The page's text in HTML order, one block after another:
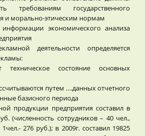
требованиям государственного
и морально-этическим нормам
экономического анализа
деятельности определяется
техническое состояние основных
путем ….данных отчетного
базисного периода
продукции предприятия составил в
(численность сотрудников – 40 чел.,
276 руб.); в 2009г. составил 19825